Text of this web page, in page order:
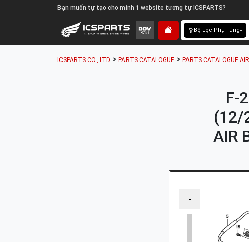
Bạn muốn tự tạo cho mình 1 website tương tự ICSPARTS?
Bộ Lọc Phụ Tùng
ICSPARTS CO., LTD > PARTS CATALOGUE > PARTS CATALOGUE
F-
(12/
AIR
-